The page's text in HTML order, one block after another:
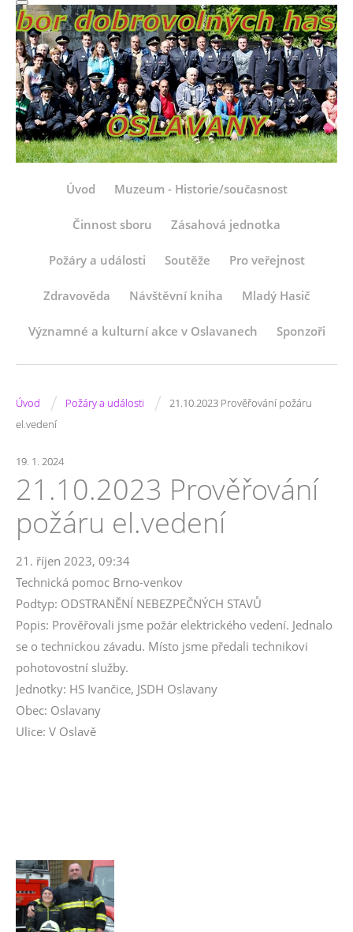
Úvod Muzeum - Historie/současnost
Činnost sboru Zásahová jednotka
Požáry a události Soutěže Pro veřejnost
Zdravověda Návštěvní kniha Mladý Hasič
Významné a kulturní akce v Oslavanech Sponzoři
Úvod / Požáry a události /
21.10.2023 Prověřování požáru
el.vedení
19. 1. 2024
21.10.2023 Prověřování
požáru el.vedení
21. říjen 2023, 09:34
Technická pomoc Brno-venkov
Podtyp: ODSTRANĚNÍ NEBEZPEČNÝCH STAVŮ
Popis: Prověřovali jsme požár elektrického vedení. Jednalo
se o technickou závadu. Místo jsme předali technikovi
pohotovostní služby.
Jednotky: HS Ivančice, JSDH Oslavany
Obec: Oslavany
Ulice: V Oslavě